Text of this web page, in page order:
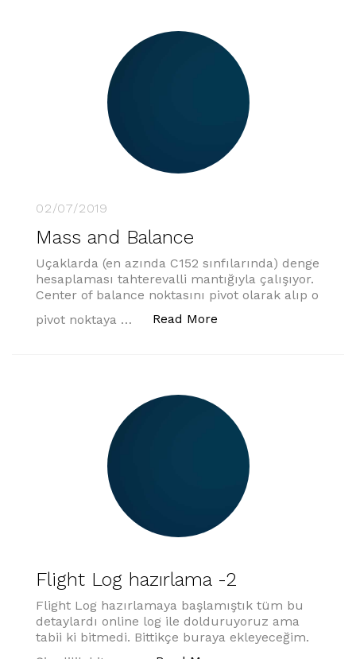
02/07/2019
Mass and Balance
Uçaklarda (en azında C152 sınfılarında) denge
hesaplaması tahterevalli mantığıyla çalışıyor.
Center of balance noktasını pivot olarak alıp o
pivot noktaya …
Read More
Flight Log hazırlama -2
Flight Log hazırlamaya başlamıştık tüm bu
detaylardı online log ile dolduruyoruz ama
tabii ki bitmedi. Bittikçe buraya ekleyeceğim.